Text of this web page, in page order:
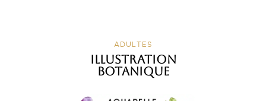
ADULTES
Illustration
botanique